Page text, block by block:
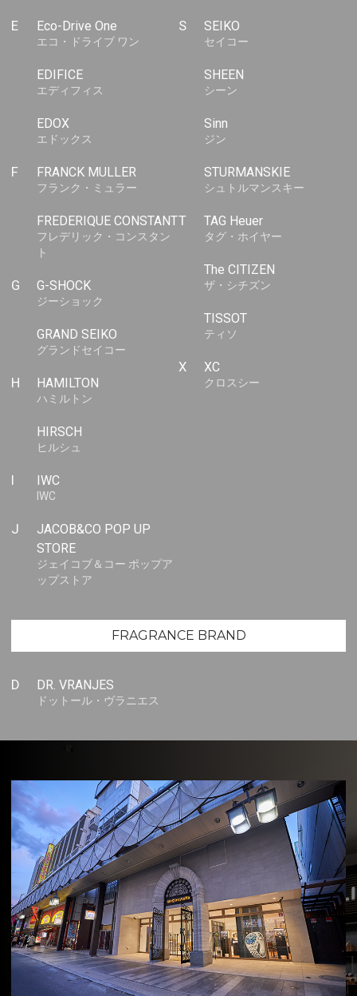
E Eco-Drive One
エコ・ドライブ ワン
EDIFICE
エディフィス
EDOX
エドックス
F FRANCK MULLER
フランク・ミュラー
FREDERIQUE CONSTANT
フレデリック・コンスタン
ト
G G-SHOCK
ジーショック
GRAND SEIKO
グランドセイコー
H HAMILTON
ハミルトン
HIRSCH
ヒルシュ
I IWC
IWC
J
JACOB&CO POP UP
STORE
ジェイコブ＆コー ポップア
ップストア
S SEIKO
セイコー
SHEEN
シーン
Sinn
ジン
STURMANSKIE
シュトルマンスキー
T TAG Heuer
タグ・ホイヤー
The CITIZEN
ザ・シチズン
TISSOT
ティソ
X XC
クロスシー
FRAGRANCE BRAND
D DR. VRANJES
ドットール・ヴラニエス